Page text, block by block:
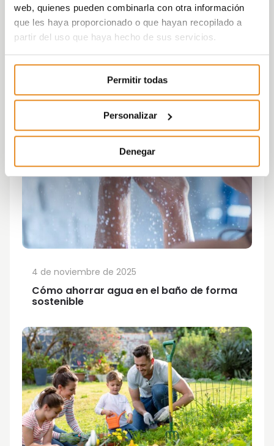
web, quienes pueden combinarla con otra información
que les haya proporcionado o que hayan recopilado a
partir del uso que haya hecho de sus servicios.
Permitir todas
Personalizar
Denegar
Cómo ahorrar agua en el baño de forma
sostenible
4 de noviembre de 2025